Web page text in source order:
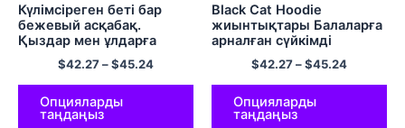
Күлімсіреген беті бар
бежевый асқабақ.
Қыздар мен ұлдарға
арналған комфорт
полиэфирлі қалпақ
жиынтығы
$42.27–$45.24
Опцияларды
таңдаңыз
Black Cat Hoodie
жиынтықтары Балаларға
арналған сүйкімді
капюшоны жайлы
полиэфирлі юбка
жиынтықтары
$42.27–$45.24
Опцияларды
таңдаңыз